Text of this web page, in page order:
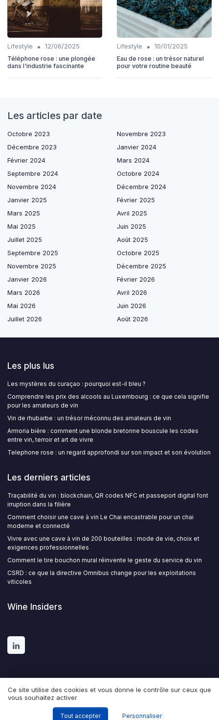
Lifestyle •
12/06/2025
Téléphone rose : une plongée
dans l'industrie fascinante
Lifestyle •
10/01/2025
Eau de rose : un trésor naturel
pour votre routine beauté
Les articles par date
Octobre 2023
Novembre 2023
Décembre 2023
Janvier 2024
Février 2024
Mars 2024
Septembre 2024
Octobre 2024
Novembre 2024
Décembre 2024
Janvier 2025
Février 2025
Mars 2025
Avril 2025
Mai 2025
Juin 2025
Juillet 2025
Août 2025
Septembre 2025
Octobre 2025
Novembre 2025
Décembre 2025
Janvier 2026
Février 2026
Mars 2026
Avril 2026
Mai 2026
Juin 2026
Juillet 2026
Août 2026
Les plus lus
Les mystères du curaçao : pourquoi est-il bleu ?
Comprendre les prix des alcools au Luxembourg : ce que cela signifie
pour les amateurs de vin
Vin de rhubarbe : un trésor méconnu des amateurs de vin
Armoria bière : comment une blonde bretonne bouscule les codes
entre vin, terroir et art de vivre
Telephone rose : un regard approfondi sur son impact et son évolution
Les derniers articles
Traçabilité du vin : blockchain, QR codes NFC et passeport digital font
irruption dans la filière
Comment choisir une cave à vin Le Chai encastrable pour un chai
moderne et connecté
Vivre avec une cave à vin de 200 bouteilles : mode de vie, choix et
exigences professionnelles
Comment le tire bouchon mural réinvente le geste du service du vin
CSRD : ce que la directive Omnibus change pour les exploitations
viticoles
Wine Insiders
Mentions légales
© Wine Insiders 2026
Ce site utilise des cookies et vous donne le contrôle sur ceux que
vous souhaitez activer
Tout accepter Personnaliser